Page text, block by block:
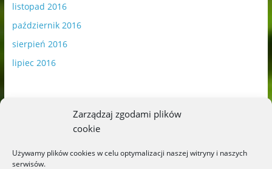
Zarządzaj zgodami plików
cookie
Używamy plików cookies w celu optymalizacji naszej witryny i naszych
serwisów.
listopad 2016
październik 2016
sierpień 2016
lipiec 2016